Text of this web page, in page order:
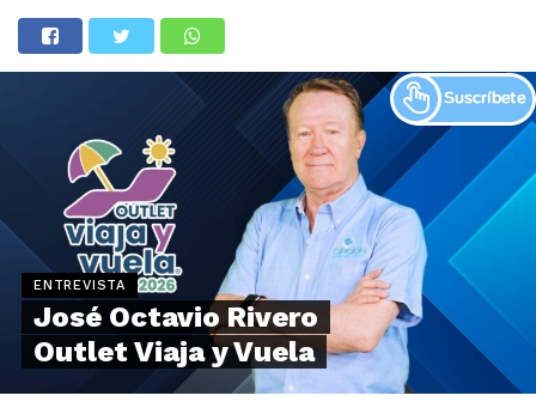
ENTREVISTA
José Octavio Rivero
Outlet Viaja y Vuela